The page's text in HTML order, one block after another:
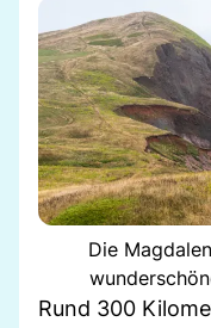
Die
Rund 300